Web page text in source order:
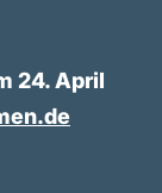
24. April